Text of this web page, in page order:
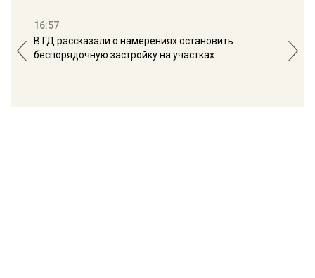
16:57
В ГД рассказали о намерениях остановить
беспорядочную застройку на участках